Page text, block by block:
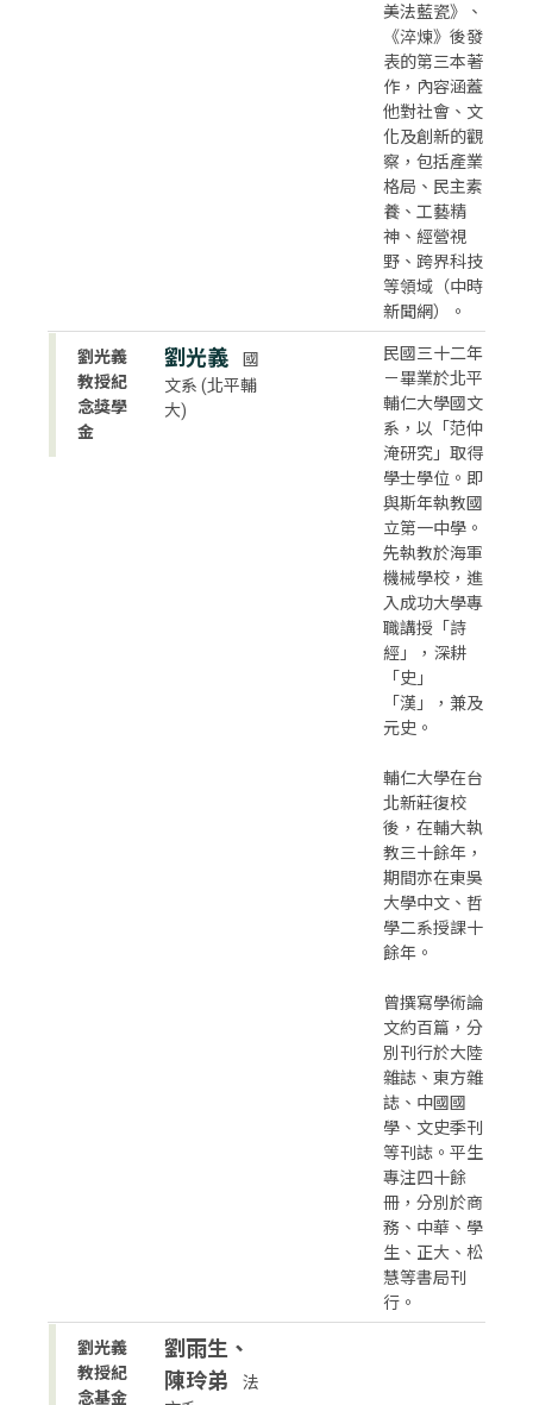
美法藍瓷》、
《淬煉》後發
表的第三本著
作，內容涵蓋
他對社會、文
化及創新的觀
察，包括產業
格局、民主素
養、工藝精
神、經營視
野、跨界科技
等領域（中時
新聞網）。
劉光義
教授紀
念獎學
金
劉光義
國
文系 (北平輔
大)
民國三十二年
－畢業於北平
輔仁大學國文
系，以「范仲
淹研究」取得
學士學位。即
與斯年執教國
立第一中學。
先執教於海軍
機械學校，進
入成功大學專
職講授「詩
經」，深耕
「史」
「漢」，兼及
元史。
輔仁大學在台
北新莊復校
後，在輔大執
教三十餘年，
期間亦在東吳
大學中文、哲
學二系授課十
餘年。
曾撰寫學術論
文約百篇，分
別刊行於大陸
雜誌、東方雜
誌、中國國
學、文史季刊
等刊誌。平生
專注四十餘
冊，分別於商
務、中華、學
生、正大、松
慧等書局刊
行。
劉光義
教授紀
念基金
劉雨生、
陳玲弟
法